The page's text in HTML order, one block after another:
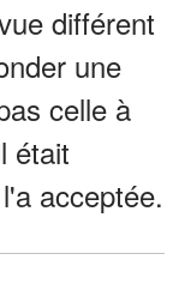
différent
une
celle à
était
acceptée.